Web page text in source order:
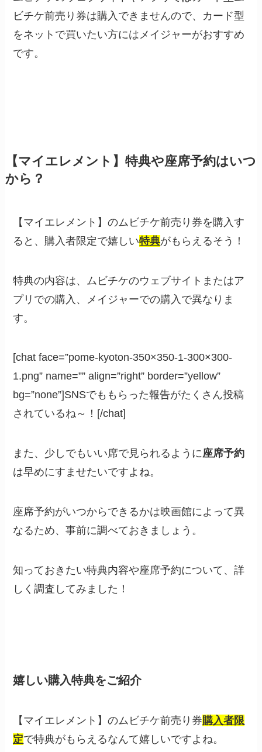
ビチケ前売り券は購入できませんので、カード型
をネットで買いたい方にはメイジャーがおすすめ
です。
【マイエレメント】特典や座席予約はいつ
から？
【マイエレメント】のムビチケ前売り券を購入す
ると、購入者限定で嬉しい特典がもらえるそう！
特典の内容は、ムビチケのウェブサイトまたはア
プリでの購入、メイジャーでの購入で異なりま
す。
[chat face=”pome-kyoton-350×350-1-300×300-
1.png” name=”” align=”right” border=”yellow”
bg=”none”]SNSでももらった報告がたくさん投稿
されているね～！[/chat]
また、少しでもいい席で見られるように座席予約
は早めにすませたいですよね。
座席予約がいつからできるかは映画館によって異
なるため、事前に調べておきましょう。
知っておきたい特典内容や座席予約について、詳
しく調査してみました！
嬉しい購入特典をご紹介
【マイエレメント】のムビチケ前売り券購入者限
定で特典がもらえるなんて嬉しいですよね。